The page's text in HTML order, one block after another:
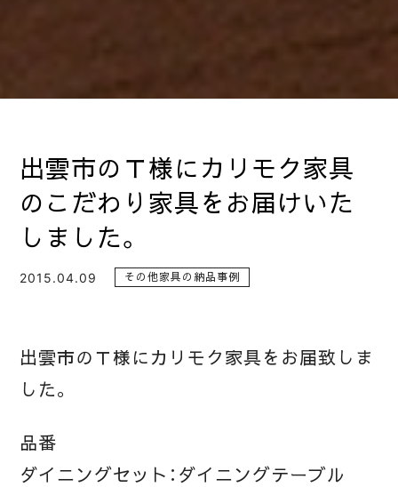
出雲市のＴ様にカリモク家具
のこだわり家具をお届けいた
しました。
2015.04.09 その他家具の納品事例
出雲市のＴ様にカリモク家具をお届致しま
した。
品番
ダイニングセット：ダイニングテーブル